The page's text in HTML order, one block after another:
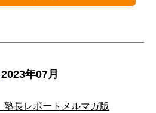
2023年07月
長レポートメルマガ版